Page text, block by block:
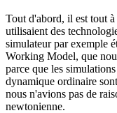
Tout d'abord, il est tout
utilisaient des
simulateur par exemple
Working Model, que
parce que les
dynamique ordinaire
nous n'avions pas de
newtonienne.